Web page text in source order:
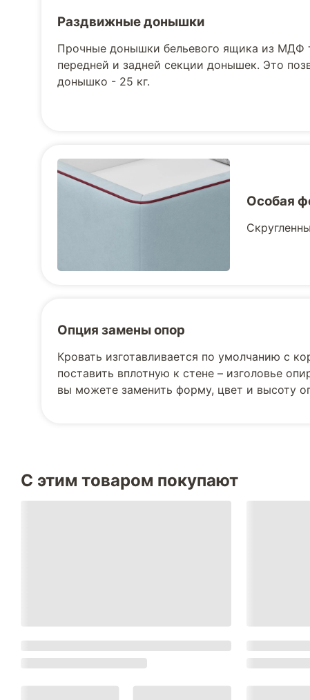
Раздвижные донышки
Прочные донышки бельевого ящика из МДФ
передней и задней секции донышек. Это
донышко - 25 кг.
Особая
Опция замены опор
Кровать изготавливается по умолчанию с
поставить вплотную к стене – изголовье
вы можете заменить форму, цвет и высоту
С этим товаром покупают